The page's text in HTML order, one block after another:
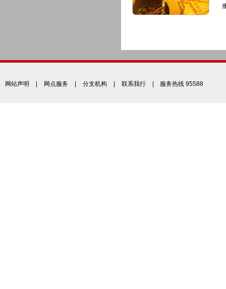
网站声明 网点服务 分支机构 联系我行 | 服务热线 95588